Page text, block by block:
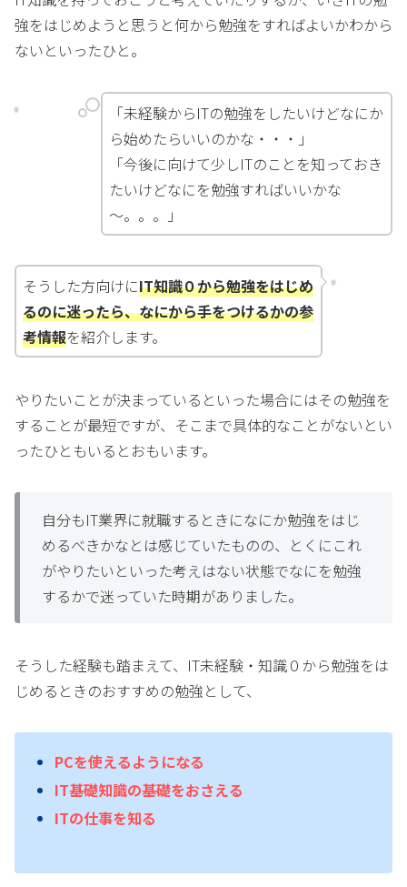
強をはじめようと思うと何から勉強をすればよいかわから
ないといったひと。
「未経験からITの勉強をしたいけどなにか
ら始めたらいいのかな・・・」
「今後に向けて少しITのことを知っておき
たいけどなにを勉強すればいいかな
～。。。」
そうした方向けにIT知識０から勉強をはじめ
るのに迷ったら、なにから手をつけるかの参
考情報を紹介します。
やりたいことが決まっているといった場合にはその勉強を
することが最短ですが、そこまで具体的なことがないとい
ったひともいるとおもいます。
自分もIT業界に就職するときになにか勉強をはじ
めるべきかなとは感じていたものの、とくにこれ
がやりたいといった考えはない状態でなにを勉強
するかで迷っていた時期がありました。
そうした経験も踏まえて、IT未経験・知識０から勉強をは
じめるときのおすすめの勉強として、
PCを使えるようになる
IT基礎知識の基礎をおさえる
ITの仕事を知る